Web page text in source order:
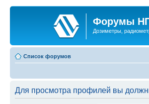
Форумы
Дозиметры,
Список форумов
Для просмотра профилей вы